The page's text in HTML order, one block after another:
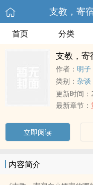
支教，寄
首页 分类
支教，寄
作者： 明子
类别： 杂谈
更新时间：
最新章节：
立即阅读
内容简介